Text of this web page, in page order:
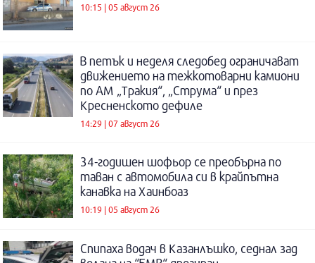
10:15 | 05 август 26
В петък и неделя следобед ограничават
движението на тежкотоварни камиони
по АМ „Тракия“, „Струма“ и през
Кресненското дефиле
14:29 | 07 август 26
34-годишен шофьор се преобърна по
таван с автомобила си в крайпътна
канавка на Хаинбоаз
10:19 | 05 август 26
Спипаха водач в Казанлъшко, седнал зад